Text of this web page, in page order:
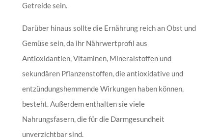
Getreide sein.
Darüber hinaus sollte die Ernährung reich an Obst und
Gemüse sein, da ihr Nährwertprofil aus
Antioxidantien, Vitaminen, Mineralstoffen und
sekundären Pflanzenstoffen, die antioxidative und
entzündungshemmende Wirkungen haben können,
besteht. Außerdem enthalten sie viele
Nahrungsfasern, die für die Darmgesundheit
unverzichtbar sind.